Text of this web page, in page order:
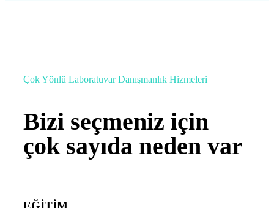
Çok Yönlü Laboratuvar Danışmanlık Hizmeleri
Bizi seçmeniz için
çok sayıda neden var